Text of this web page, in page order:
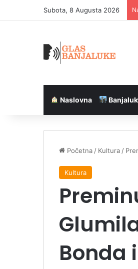
Subota, 8 Augusta 2026
Naslovna
Početna / Kultura /
Kultura
Bonda